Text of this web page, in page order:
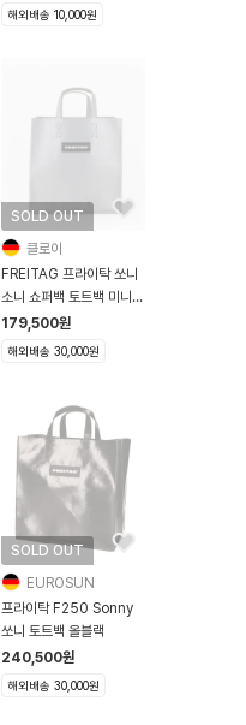
해외배송 10,000원
SOLD OUT
클로이
FREITAG 프라이탁 쏘니
소니 쇼퍼백 토트백 미니
F250 Sonny 실버
179,500원
해외배송 30,000원
SOLD OUT
EUROSUN
프라이탁 F250 Sonny
쏘니 토트백 올블랙
240,500원
해외배송 30,000원